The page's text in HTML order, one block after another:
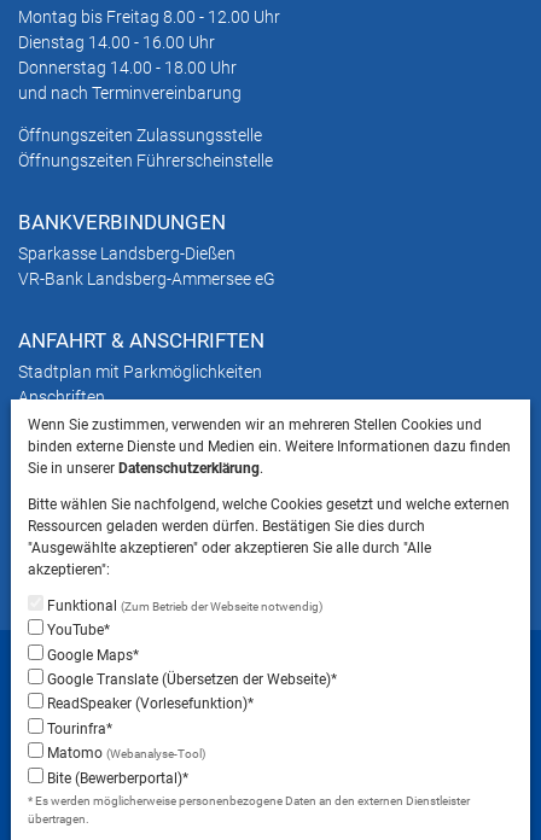
Montag bis Freitag 8.00 - 12.00 Uhr
Dienstag 14.00 - 16.00 Uhr
Donnerstag 14.00 - 18.00 Uhr
und nach Terminvereinbarung
Öffnungszeiten Zulassungsstelle
Öffnungszeiten Führerscheinstelle
BANKVERBINDUNGEN
Sparkasse Landsberg-Dießen
VR-Bank Landsberg-Ammersee eG
ANFAHRT & ANSCHRIFTEN
Stadtplan mit Parkmöglichkeiten
Anschriften
HINWEIS
ins Landratsamt Landsberg am Lech NICHT
gestattet ist.
Startseite Sitemap
Datenschutzeinstellungen
Erklärung zur Barrierefreiheit
Instagram
Facebook
Wenn Sie zustimmen, verwenden wir an mehreren Stellen Cookies und
binden externe Dienste und Medien ein. Weitere Informationen dazu finden
Sie in unsererDatenschutzerklärung.
Bitte wählen Sie nachfolgend, welche Cookies gesetzt und welche externen
Ressourcen geladen werden dürfen. Bestätigen Sie dies durch
"Ausgewählte akzeptieren" oder akzeptieren Sie alle durch "Alle
akzeptieren":
Funktional(Zum Betrieb der Webseite notwendig)
YouTube*
Google Maps*
Google Translate (Übersetzen der Webseite)*
ReadSpeaker (Vorlesefunktion)*
Tourinfra*
Matomo(Webanalyse-Tool)
Bite (Bewerberportal)*
* Es werden möglicherweise personenbezogene Daten an den externen Dienstleister
übertragen.